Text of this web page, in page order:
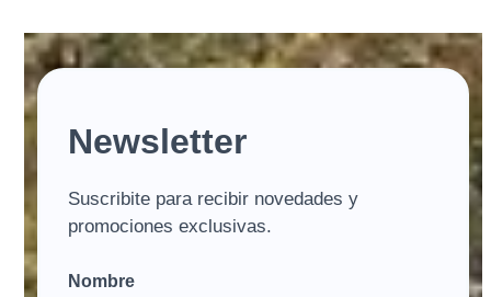
Newsletter
Suscribite para recibir novedades y
promociones exclusivas.
Nombre